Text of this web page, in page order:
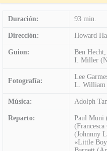
Duración: 93 min.
Dirección: Howard
Guion:
Ben
I. Miller
Fotografía:
Lee
L. William
Música: Adolph
Reparto:
Paul Muni
(Johnnny
«Little